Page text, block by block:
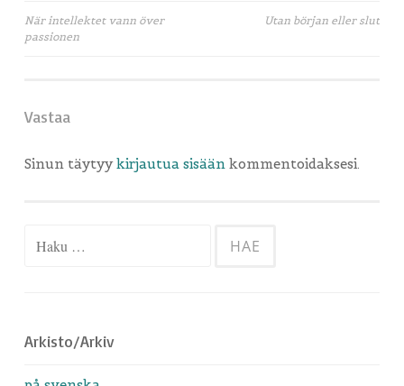
Artikkelien
selaus
När intellektet vann över
passionen
Utan början eller slut
Vastaa
Sinun täytyykirjautua sisään kommentoidaksesi.
Haku:
Arkisto/Arkiv